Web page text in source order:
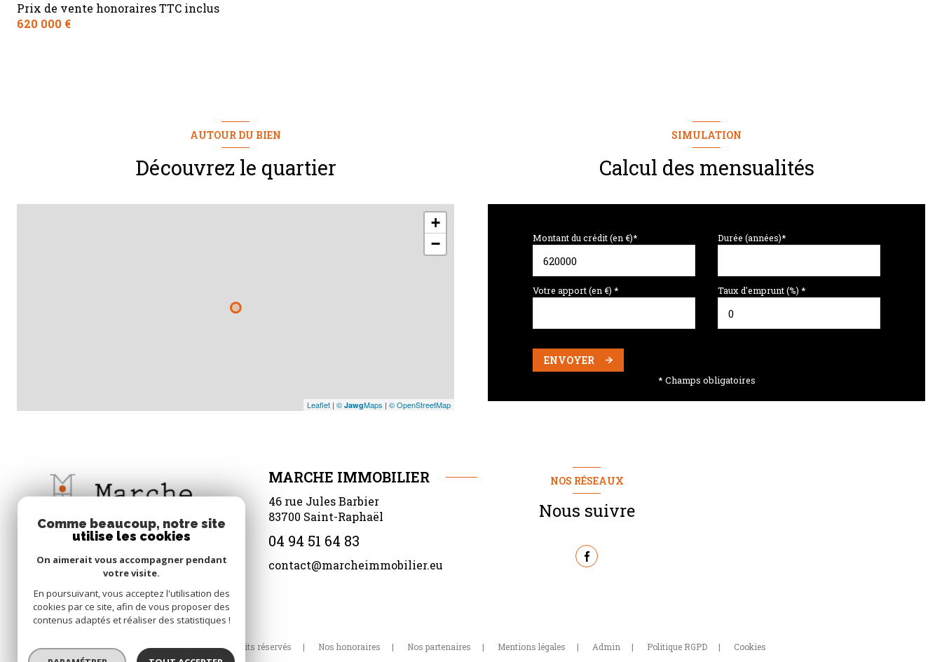
salle de bain
Prix de vente honoraires TTC inclus
620 000 €
AUTOUR DU BIEN
Découvrez le quartier
+
−
Leaflet | © JawgMaps | © OpenStreetMap
SIMULATION
Calcul des mensualités
Montant du crédit (en €)* Durée (années)*
Votre apport (en €) * Taux d'emprunt (%) *
ENVOYER
* Champs obligatoires
MARCHE IMMOBILIER
46 rue Jules Barbier
83700 Saint-Raphaël
04 94 51 64 83
contact@marcheimmobilier.eu
NOS RÉSEAUX
Nous suivre
© 2026 | Tous droits réservés Nos honoraires Nos partenaires Mentions légales Admin Politique RGPD Cookies
Comme beaucoup, notre site
utilise les cookies
On aimerait vous accompagner pendant
votre visite.
En poursuivant, vous acceptez l'utilisation des
cookies par ce site, afin de vous proposer des
contenus adaptés et réaliser des statistiques !